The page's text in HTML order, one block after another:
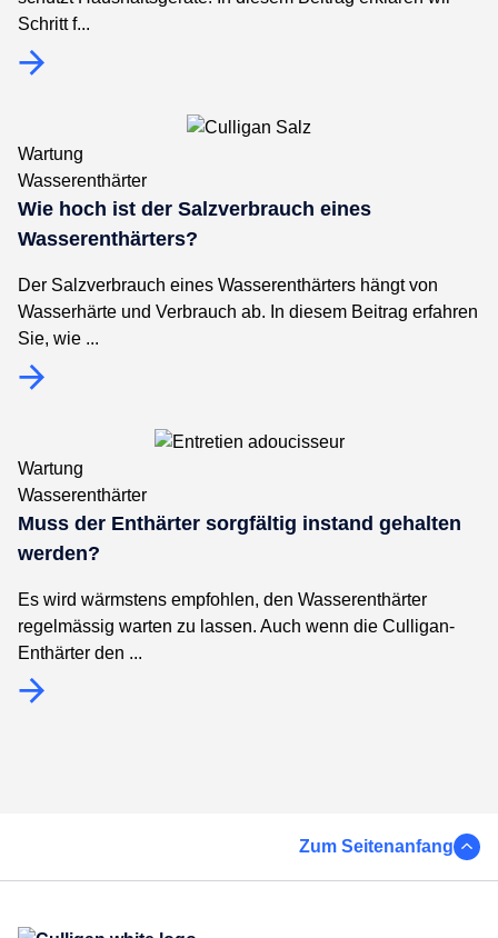
Schritt f...
Wartung
Wasserenthärter
Wie hoch ist der Salzverbrauch eines
Wasserenthärters?
Der Salzverbrauch eines Wasserenthärters hängt von
Wasserhärte und Verbrauch ab. In diesem Beitrag erfahren
Sie, wie ...
Wartung
Wasserenthärter
Muss der Enthärter sorgfältig instand gehalten
werden?
Es wird wärmstens empfohlen, den Wasserenthärter
regelmässig warten zu lassen. Auch wenn die Culligan-
Enthärter den ...
Zum Seitenanfang